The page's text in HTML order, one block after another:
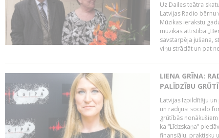
Uz Dailes teātra
Latvijas Radio
Mūzikas ierakstu
mūzikas
savstarpēja jušana,
viņu strādāt un pat
LIENA GRĪNA:
PALĪDZĪBU
Latvijas Izpildītāju
un radījusi sociālo
grūtībās
ka “Līdzskaņa”
finansiālu, praktisku